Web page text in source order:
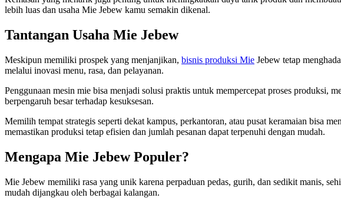
lebih luas dan usaha Mie Jebew kamu semakin dikenal.
Tantangan Usaha Mie Jebew
Meskipun memiliki prospek yang menjanjikan, bisnis produksi Mie Jebew tetap
melalui inovasi menu, rasa, dan pelayanan.
Penggunaan mesin mie bisa menjadi solusi praktis untuk mempercepat proses produksi,
berpengaruh besar terhadap kesuksesan.
Memilih tempat strategis seperti dekat kampus, perkantoran, atau pusat keramaian bisa
memastikan produksi tetap efisien dan jumlah pesanan dapat terpenuhi dengan mudah.
Mengapa Mie Jebew Populer?
Mie Jebew memiliki rasa yang unik karena perpaduan pedas, gurih, dan sedikit manis,
mudah dijangkau oleh berbagai kalangan.